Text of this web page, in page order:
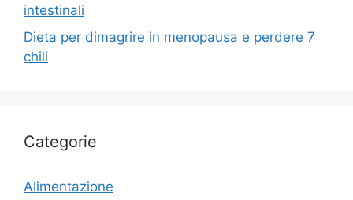
intestinali
Dieta per dimagrire in menopausa e perdere 7
chili
Categorie
Alimentazione